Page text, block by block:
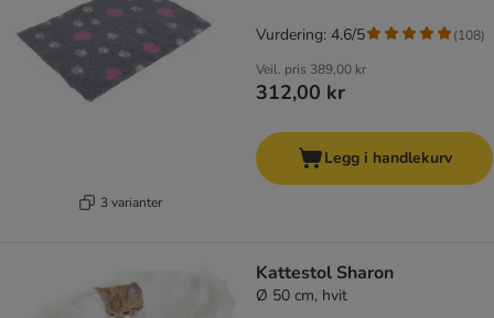
3 varianter
Veil. pris 389,00 kr
312,00 kr
Vurdering: 4.6/5 (108)
Legg i handlekurv
Kattestol Sharon
Ø 50 cm, hvit